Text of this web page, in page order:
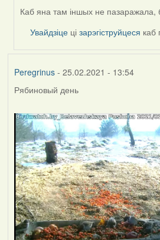
Каб яна там іншых не пазаражала,
Увайдзіце цізарэгіструйцеся каб
Peregrinus- 25.02.2021 - 13:54
Рябиновый день